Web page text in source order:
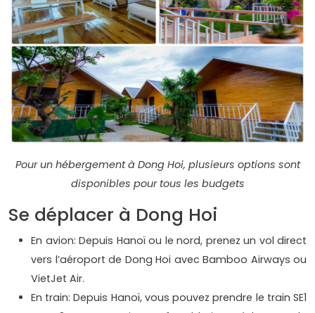
Pour un hébergement à Dong Hoi, plusieurs options sont
disponibles pour tous les budgets
Se déplacer à Dong Hoi
En avion: Depuis Hanoï ou le nord, prenez un vol direct
vers l’aéroport de Dong Hoi avec Bamboo Airways ou
VietJet Air.
En train: Depuis Hanoï, vous pouvez prendre le train SE1